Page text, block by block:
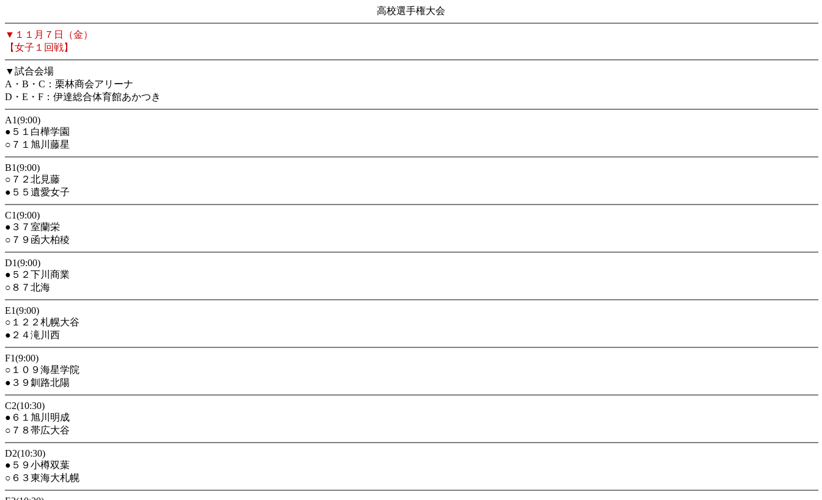
高校選手権大会
▼１１月７日（金）
【女子１回戦】
▼試合会場
A・B・C：栗林商会アリーナ
D・E・F：伊達総合体育館あかつき
A1(9:00)
●５１白樺学園
○７１旭川藤星
B1(9:00)
○７２北見藤
●５５遺愛女子
C1(9:00)
●３７室蘭栄
○７９函大柏稜
D1(9:00)
●５２下川商業
○８７北海
E1(9:00)
○１２２札幌大谷
●２４滝川西
F1(9:00)
○１０９海星学院
●３９釧路北陽
C2(10:30)
●６１旭川明成
○７８帯広大谷
D2(10:30)
●５９小樽双葉
○６３東海大札幌